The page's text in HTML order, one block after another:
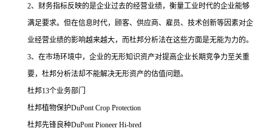
2、财务指标反映的是企业过去的经营业绩，衡量工业时代的企业能够
满足要求。但在信息时代，顾客、供应商、雇员、技术创新等因素对企
业经营业绩的影响越来越大，而杜邦分析法在这些方面是无能为力的。
3、在市场环境中，企业的无形知识资产对提高企业长期竞争力至关重
要，杜邦分析法却不能解决无形资产的估值问题。
杜邦13个业务部门
杜邦植物保护DuPont Crop Protection
杜邦先锋良种DuPont Pioneer Hi-bred